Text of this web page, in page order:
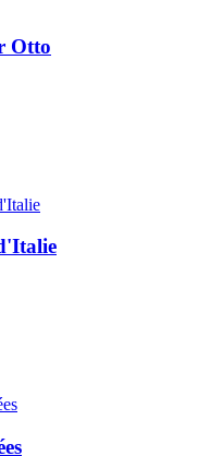
Otto